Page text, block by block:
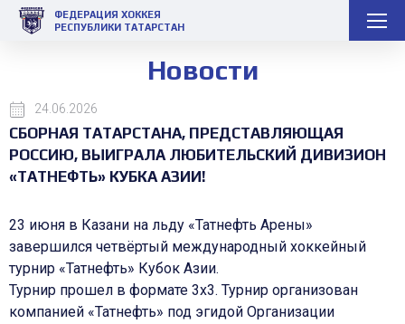
ФЕДЕРАЦИЯ ХОККЕЯ
РЕСПУБЛИКИ ТАТАРСТАН
Новости
24.06.2026
СБОРНАЯ ТАТАРСТАНА, ПРЕДСТАВЛЯЮЩАЯ
РОССИЮ, ВЫИГРАЛА ЛЮБИТЕЛЬСКИЙ ДИВИЗИОН
«ТАТНЕФТЬ» КУБКА АЗИИ!
23 июня в Казани на льду «Татнефть Арены»
завершился четвёртый международный хоккейный
турнир «Татнефть» Кубок Азии.
Турнир прошел в формате 3х3. Турнир организован
компанией «Татнефть» под эгидой Организации